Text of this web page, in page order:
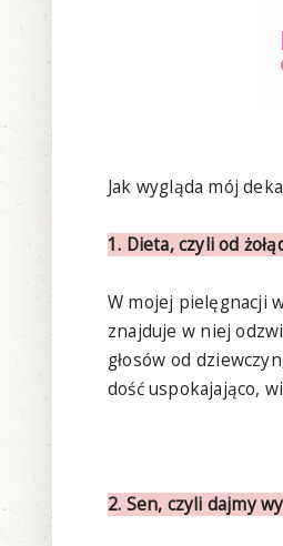
Jak wygląda mój
1. Dieta, czyli od
W mojej pielęgnacji
znajduje w niej
głosów od
dość uspokajająco,
2. Sen, czyli dajmy